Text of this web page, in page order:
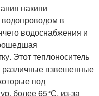
накипи
в
водоснабжения и
Этот теплоноситель
различные взвешенные
под
более 65°С, из-за